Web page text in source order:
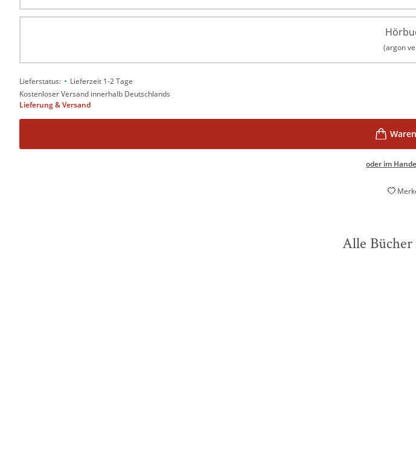
(argon
Lieferstatus: • Lieferzeit 1-2 Tage
Kostenloser Versand innerhalb Deutschlands
Lieferung & Versand
oder im
Alle Bücher